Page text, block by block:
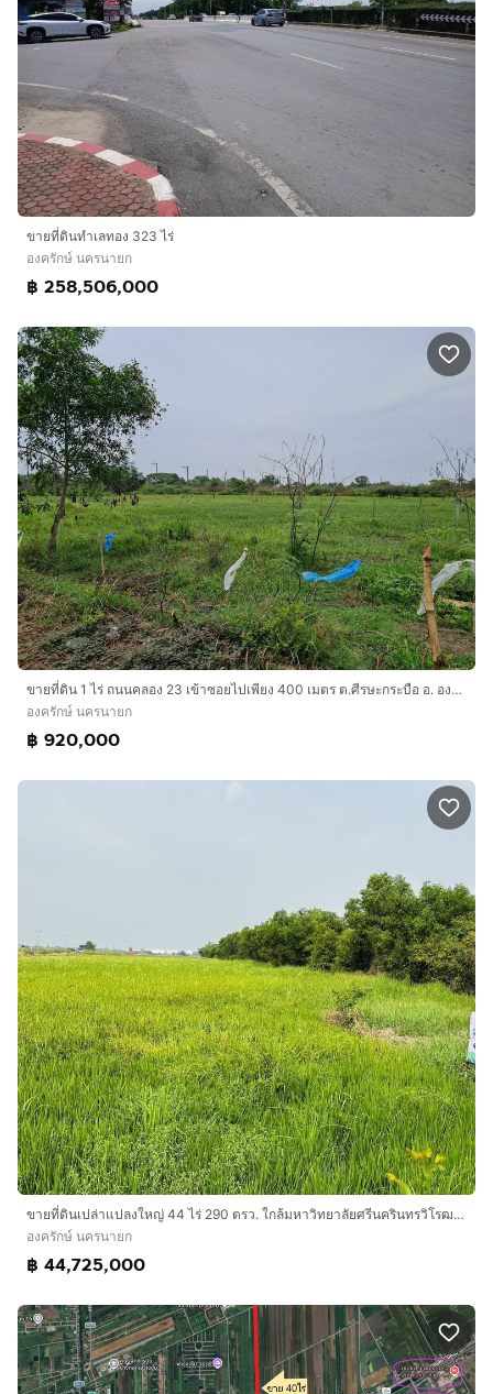
ขายที่ดินทำเลทอง 323 ไร่
องครักษ์ นครนายก
฿ 258,506,000
ขายที่ดิน 1 ไร่ ถนนคลอง 23 เข้าซอยไปเพียง 400 เมตร ต.ศีรษะกระบือ อ. องครักษ์ จ. นครนายก
องครักษ์ นครนายก
฿ 920,000
ขายที่ดินเปล่าแปลงใหญ่ 44 ไร่ 290 ตรว. ใกล้มหาวิทยาลัยศรีนครินทรวิโรฒ องครักษ์ นครนายก
องครักษ์ นครนายก
฿ 44,725,000